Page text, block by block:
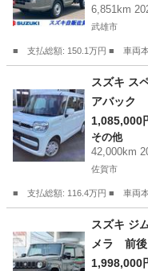
テム 横滑
スエント
9.12）
6,851km
武雄市
■ 支払総額: 150.1万円 ■ 車両
スズキ
スズキ
アバック
ルブレー
ー ＥＴＣ
ーション
1,085,000
その他
42,000km
佐賀市
■ 支払総額: 116.4万円 ■ 車両
その他
スズキ
メラ 前
ｉ－ｓｔ
1,998,000